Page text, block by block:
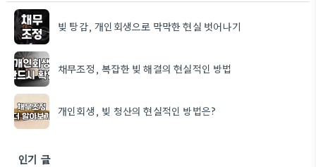
빚 탕감, 개인회생으로 막막한 현실 벗어나기
채무조정, 복잡한 빚 해결의 현실적인 방법
개인회생, 빚 청산의 현실적인 방법은?
인기 글